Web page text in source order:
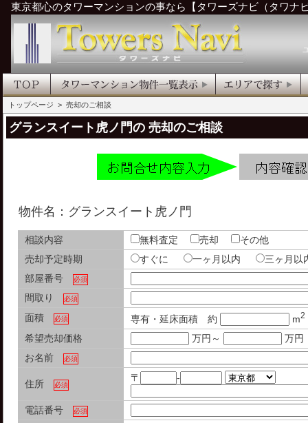
東京都心のタワーマンションの事なら【タワーズナビ（タワナ
トップページ > 売却のご相談
グランスイート虎ノ門の 売却のご相談
物件名：グランスイート虎ノ門
相談内容 無料査定 売却
その他
売却予定時期
すぐに 一ヶ月以内
三ヶ月
部屋番号
必須
間取り 必須
面積 必須 専有・延床面積 約 m2
希望売却価格 万円～
万円
お名前
必須
住所 必須
〒 -
電話番号 必須